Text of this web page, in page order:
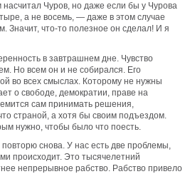
насчитал Чуров, но даже если бы у Чурова
а не восемь, — даже в этом случае
Значит, что-то полезное он сделал! И я
в завтрашнем дне. Чувство
Но всем он и не собирался. Его
во всех смыслах. Которому не нужны
о свободе, демократии, праве на
сам принимать решения,
страной, а хотя бы своим подъездом.
нужно, чтобы было что поесть.
снова. У нас есть две проблемы,
происходит. Это тысячелетний
непрерывное рабство. Рабство привело